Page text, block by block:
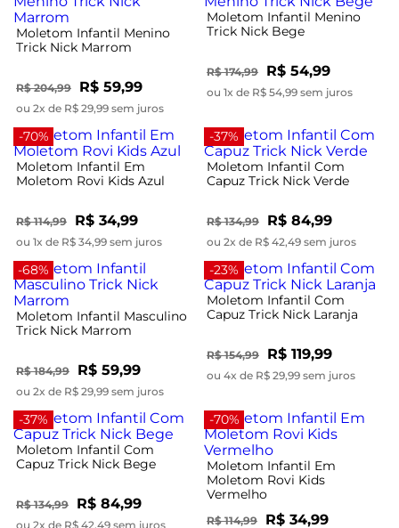
Moletom Infantil Menino
Trick Nick Marrom
R$ 204,99 R$ 59,99
ou 2x de R$ 29,99 sem juros
Moletom Infantil Menino
Trick Nick Bege
R$ 174,99 R$ 54,99
ou 1x de R$ 54,99 sem juros
-70%
Moletom Infantil Em
Moletom Rovi Kids Azul
R$ 114,99 R$ 34,99
ou 1x de R$ 34,99 sem juros
-37%
Moletom Infantil Com
Capuz Trick Nick Verde
R$ 134,99 R$ 84,99
ou 2x de R$ 42,49 sem juros
-68%
Moletom Infantil Masculino
Trick Nick Marrom
R$ 184,99 R$ 59,99
ou 2x de R$ 29,99 sem juros
-23%
Moletom Infantil Com
Capuz Trick Nick Laranja
R$ 154,99 R$ 119,99
ou 4x de R$ 29,99 sem juros
-37%
Moletom Infantil Com
Capuz Trick Nick Bege
R$ 134,99 R$ 84,99
ou 2x de R$ 42,49 sem juros
-70%
Moletom Infantil Em
Moletom Rovi Kids
Vermelho
R$ 114,99 R$ 34,99